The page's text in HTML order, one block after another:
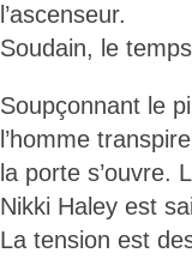
l’ascenseur.
Soudain, le
Soupçonnant le
l’homme
la porte s’ouvre.
Nikki Haley est
La tension est